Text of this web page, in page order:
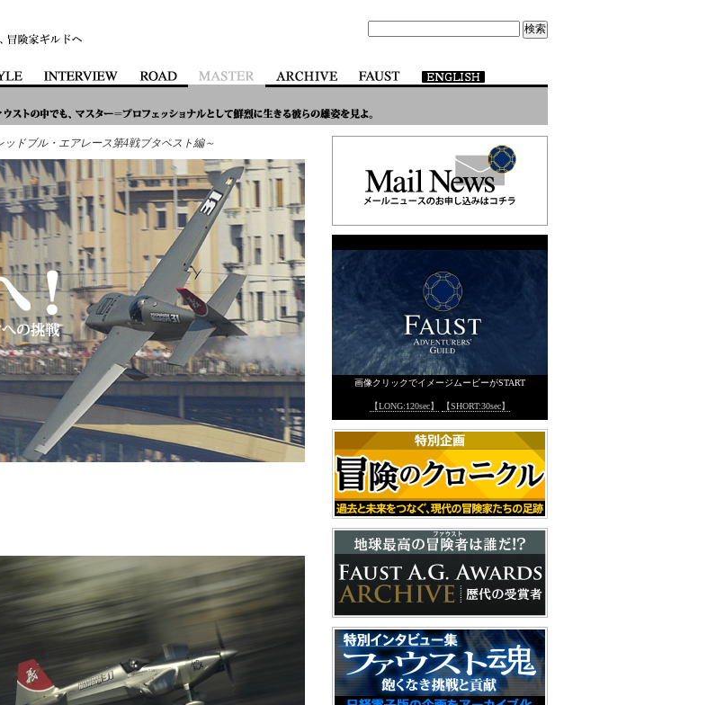
ドブル・エアレース第4戦ブタペスト編～
画像クリックでイメージムービーがSTART
【LONG:120sec】 【SHORT:30sec】